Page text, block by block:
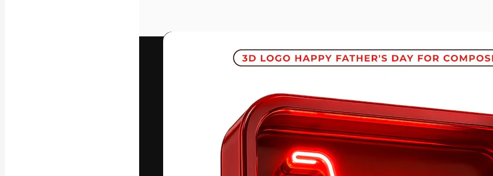
Vídeos
A plataforma criativa para você direcionar
seu melhor trabalho. Mais de 1 milhão de
assinantes entre criativos, empresas,
agências e estúdios.
Português
Spaces
Assistente de IA
Gerador de